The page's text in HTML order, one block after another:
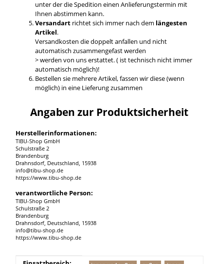
unter der die Spedition einen Anlieferungstermin mit
Ihnen abstimmen kann.
Versandartrichtet sich immer nach dem längesten
Artikel.
Versandkosten die doppelt anfallen und nicht
automatisch zusammengefast werden
> werden von uns erstattet. ( ist technisch nicht immer
automatisch möglich)!
Bestellen sie mehrere Artikel, fassen wir diese (wenn
möglich) in eine Lieferung zusammen
Angaben zur Produktsicherheit
Herstellerinformationen:
TIBU-Shop GmbH
Schulstraße 2
Brandenburg
Drahnsdorf, Deutschland, 15938
info@tibu-shop.de
https://www.tibu-shop.de
verantwortliche Person:
TIBU-Shop GmbH
Schulstraße 2
Brandenburg
Drahnsdorf, Deutschland, 15938
info@tibu-shop.de
https://www.tibu-shop.de